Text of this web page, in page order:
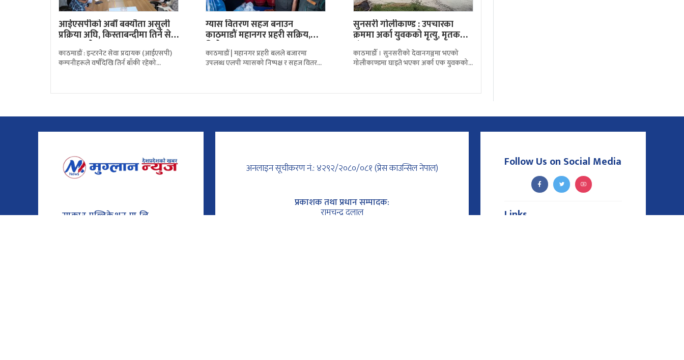
आईएसपीको अर्बौं बक्यौता असुली
प्रक्रिया अघि, किस्ताबन्दीमा तिर्न सेवा
प्रदायकको…
काठमाडौं : इन्टरनेट सेवा प्रदायक (आईएसपी)
कम्पनीहरूले वर्षौंदेखि तिर्न बाँकी रहेको
ग्यास वितरण सहज बनाउन
काठमाडौं महानगर प्रहरी सक्रिय,
डिपोमा अनुगमन…
काठमाडौं | महानगर प्रहरी बलले बजारमा
उपलब्ध एलपी ग्यासको निष्पक्ष र सहज वितरण
सुनसरी गोलीकाण्ड : उपचारका
क्रममा अर्का युवकको मृत्यु, मृतक
संख्या…
काठमाडौँ । सुनसरीको देवानगञ्जमा भएको
गोलीकाण्डमा घाइते भएका अर्का एक युवकको
साकार पब्लिकेशन प्रा.लि.
अनलाइन सूचीकरण नं.: ४२९२/२०८०/०८१ (प्रेस काउन्सिल नेपाल)
प्रकाशक तथा प्रधान सम्पादक:
रामचन्द्र दुलाल
Follow Us on Social Media
Links